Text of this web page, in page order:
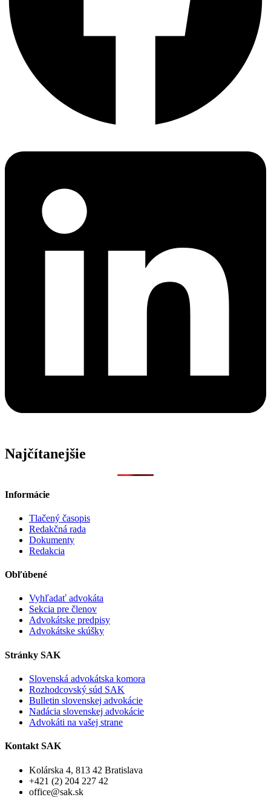
Najčítanejšie
Informácie
Tlačený časopis
Redakčná rada
Dokumenty
Redakcia
Obľúbené
Vyhľadať advokáta
Sekcia pre členov
Advokátske predpisy
Advokátske skúšky
Stránky SAK
Slovenská advokátska komora
Rozhodcovský súd SAK
Bulletin slovenskej advokácie
Nadácia slovenskej advokácie
Advokáti na vašej strane
Kontakt SAK
Kolárska 4, 813 42 Bratislava
+421 (2) 204 227 42
office@sak.sk